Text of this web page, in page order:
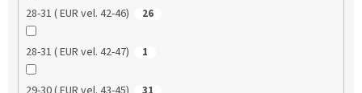
28-31 ( EUR vel. 42-46) 26
28-31 ( EUR vel. 42-47) 1